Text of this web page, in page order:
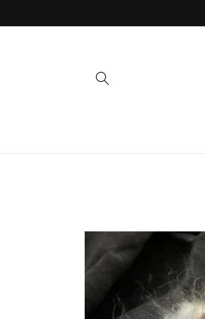
Inhalt
Zu
Produktinformationen
springen